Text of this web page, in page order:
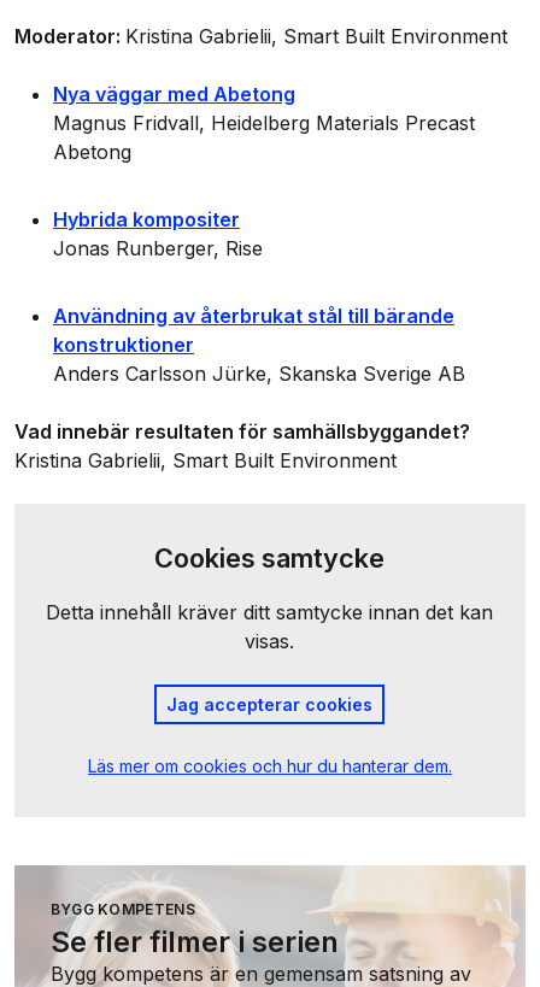
Moderator: Kristina Gabrielii, Smart Built Environment
Nya väggar med Abetong
Magnus Fridvall, Heidelberg Materials Precast
Abetong
Hybrida kompositer
Jonas Runberger, Rise
Användning av återbrukat stål till bärande
konstruktioner
Anders Carlsson Jürke, Skanska Sverige AB
Vad innebär resultaten för samhällsbyggandet?
Kristina Gabrielii, Smart Built Environment
Cookies samtycke
Detta innehåll kräver ditt samtycke innan det kan
visas.
Jag accepterar cookies
Läs mer om cookies och hur du hanterar dem.
BYGG KOMPETENS
Se fler filmer i serien
Bygg kompetens är en gemensam satsning av